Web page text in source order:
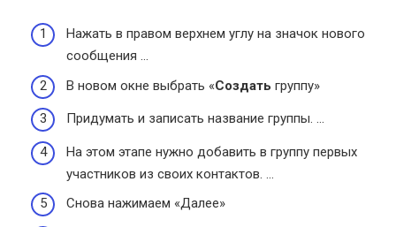
Нажать в правом верхнем углу на значок нового
сообщения …
В новом окне выбрать «Создать группу»
Придумать и записать название группы. …
На этом этапе нужно добавить в группу первых
участников из своих контактов. …
Снова нажимаем «Далее»